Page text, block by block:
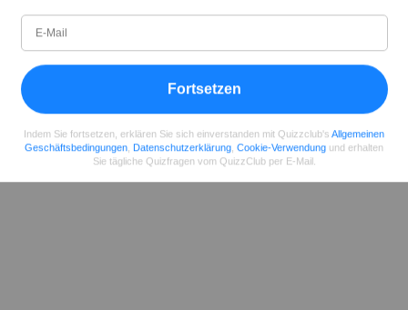
Fortsetzen
Indem Sie fortsetzen, erklären Sie sich einverstanden mit Quizzclub's Allgemeinen
Geschäftsbedingungen Datenschutzerklärung Cookie-Verwendung und erhalten
Sie tägliche Quizfragen vom QuizzClub per E-Mail.